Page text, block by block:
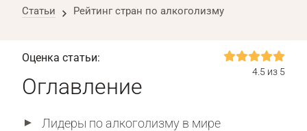
Статьи Рейтинг стран по алкоголизму
Оценка статьи:
4.5 из 5
Оглавление
Лидеры по алкоголизму в мире